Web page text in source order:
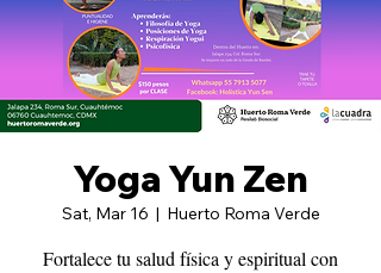
Yoga Yun Zen
Sat, Mar 16
  |
Huerto Roma Verde
Fortalece tu salud física y espiritual con